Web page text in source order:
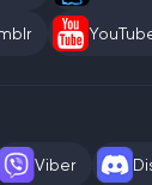
Viber